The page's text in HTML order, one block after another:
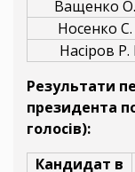
Ващенко
Носенко
Насіров
Результати
президента
голосів):
Кандидат в